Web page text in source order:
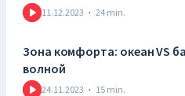
11.12.2023 · 24 min.
Зона комфорта: океан VS
волной
24.11.2023 · 15 min.